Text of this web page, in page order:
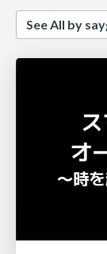
See All by